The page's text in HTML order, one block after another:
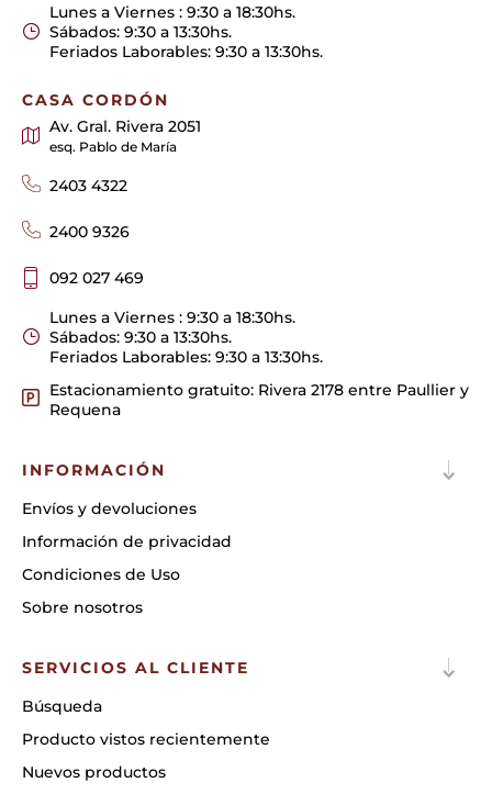
Lunes a Viernes : 9:30 a 18:30hs.
Sábados: 9:30 a 13:30hs.
Feriados Laborables: 9:30 a 13:30hs.
CASA CORDÓN
Av. Gral. Rivera 2051
esq. Pablo de María
2403 4322
2400 9326
092 027 469
Lunes a Viernes : 9:30 a 18:30hs.
Sábados: 9:30 a 13:30hs.
Feriados Laborables: 9:30 a 13:30hs.
Estacionamiento gratuito: Rivera 2178 entre Paullier y
Requena
INFORMACIÓN
Envíos y devoluciones
Información de privacidad
Condiciones de Uso
Sobre nosotros
SERVICIOS AL CLIENTE
Búsqueda
Producto vistos recientemente
Nuevos productos